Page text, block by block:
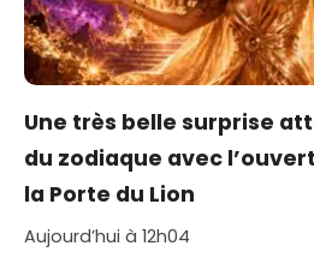
Une très belle surprise
du zodiaque avec
la Porte du Lion
Aujourd’hui à 12h04